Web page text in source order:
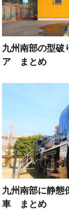
九州南部の型破
ア まとめ
九州南部に静態
車 まとめ